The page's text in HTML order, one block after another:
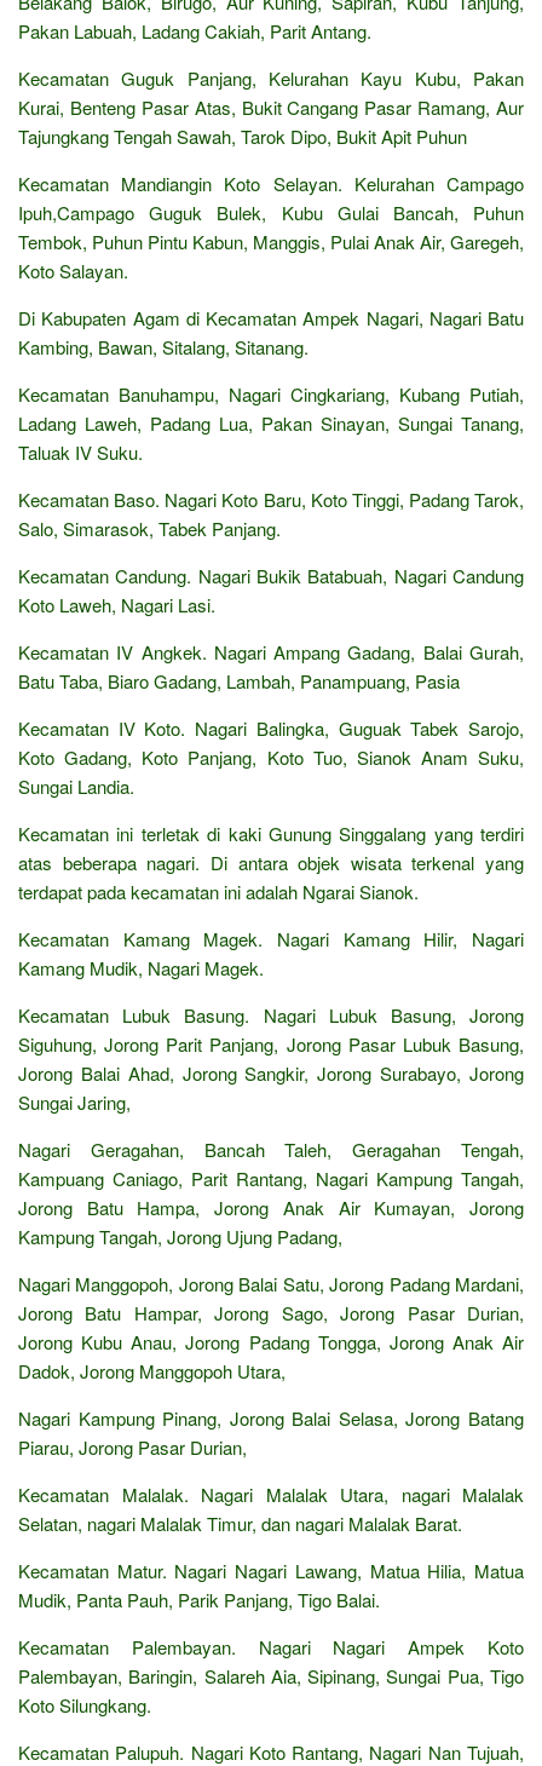
Pakan Labuah, Ladang Cakiah, Parit Antang.
Kecamatan Guguk Panjang, Kelurahan Kayu Kubu, Pakan
Kurai, Benteng Pasar Atas, Bukit Cangang Pasar Ramang, Aur
Tajungkang Tengah Sawah, Tarok Dipo, Bukit Apit Puhun
Kecamatan Mandiangin Koto Selayan. Kelurahan Campago
Ipuh,Campago Guguk Bulek, Kubu Gulai Bancah, Puhun
Tembok, Puhun Pintu Kabun, Manggis, Pulai Anak Air, Garegeh,
Koto Salayan.
Di Kabupaten Agam di Kecamatan Ampek Nagari, Nagari Batu
Kambing, Bawan, Sitalang, Sitanang.
Kecamatan Banuhampu, Nagari Cingkariang, Kubang Putiah,
Ladang Laweh, Padang Lua, Pakan Sinayan, Sungai Tanang,
Taluak IV Suku.
Kecamatan Baso. Nagari Koto Baru, Koto Tinggi, Padang Tarok,
Salo, Simarasok, Tabek Panjang.
Kecamatan Candung. Nagari Bukik Batabuah, Nagari Candung
Koto Laweh, Nagari Lasi.
Kecamatan IV Angkek. Nagari Ampang Gadang, Balai Gurah,
Batu Taba, Biaro Gadang, Lambah, Panampuang, Pasia
Kecamatan IV Koto. Nagari Balingka, Guguak Tabek Sarojo,
Koto Gadang, Koto Panjang, Koto Tuo, Sianok Anam Suku,
Sungai Landia.
Kecamatan ini terletak di kaki Gunung Singgalang yang terdiri
atas beberapa nagari. Di antara objek wisata terkenal yang
terdapat pada kecamatan ini adalah Ngarai Sianok.
Kecamatan Kamang Magek. Nagari Kamang Hilir, Nagari
Kamang Mudik, Nagari Magek.
Kecamatan Lubuk Basung. Nagari Lubuk Basung, Jorong
Siguhung, Jorong Parit Panjang, Jorong Pasar Lubuk Basung,
Jorong Balai Ahad, Jorong Sangkir, Jorong Surabayo, Jorong
Sungai Jaring,
Nagari Geragahan, Bancah Taleh, Geragahan Tengah,
Kampuang Caniago, Parit Rantang, Nagari Kampung Tangah,
Jorong Batu Hampa, Jorong Anak Air Kumayan, Jorong
Kampung Tangah, Jorong Ujung Padang,
Nagari Manggopoh, Jorong Balai Satu, Jorong Padang Mardani,
Jorong Batu Hampar, Jorong Sago, Jorong Pasar Durian,
Jorong Kubu Anau, Jorong Padang Tongga, Jorong Anak Air
Dadok, Jorong Manggopoh Utara,
Nagari Kampung Pinang, Jorong Balai Selasa, Jorong Batang
Piarau, Jorong Pasar Durian,
Kecamatan Malalak. Nagari Malalak Utara, nagari Malalak
Selatan, nagari Malalak Timur, dan nagari Malalak Barat.
Kecamatan Matur. Nagari Nagari Lawang, Matua Hilia, Matua
Mudik, Panta Pauh, Parik Panjang, Tigo Balai.
Kecamatan Palembayan. Nagari Nagari Ampek Koto
Palembayan, Baringin, Salareh Aia, Sipinang, Sungai Pua, Tigo
Koto Silungkang.
Kecamatan Palupuh. Nagari Koto Rantang, Nagari Nan Tujuah,